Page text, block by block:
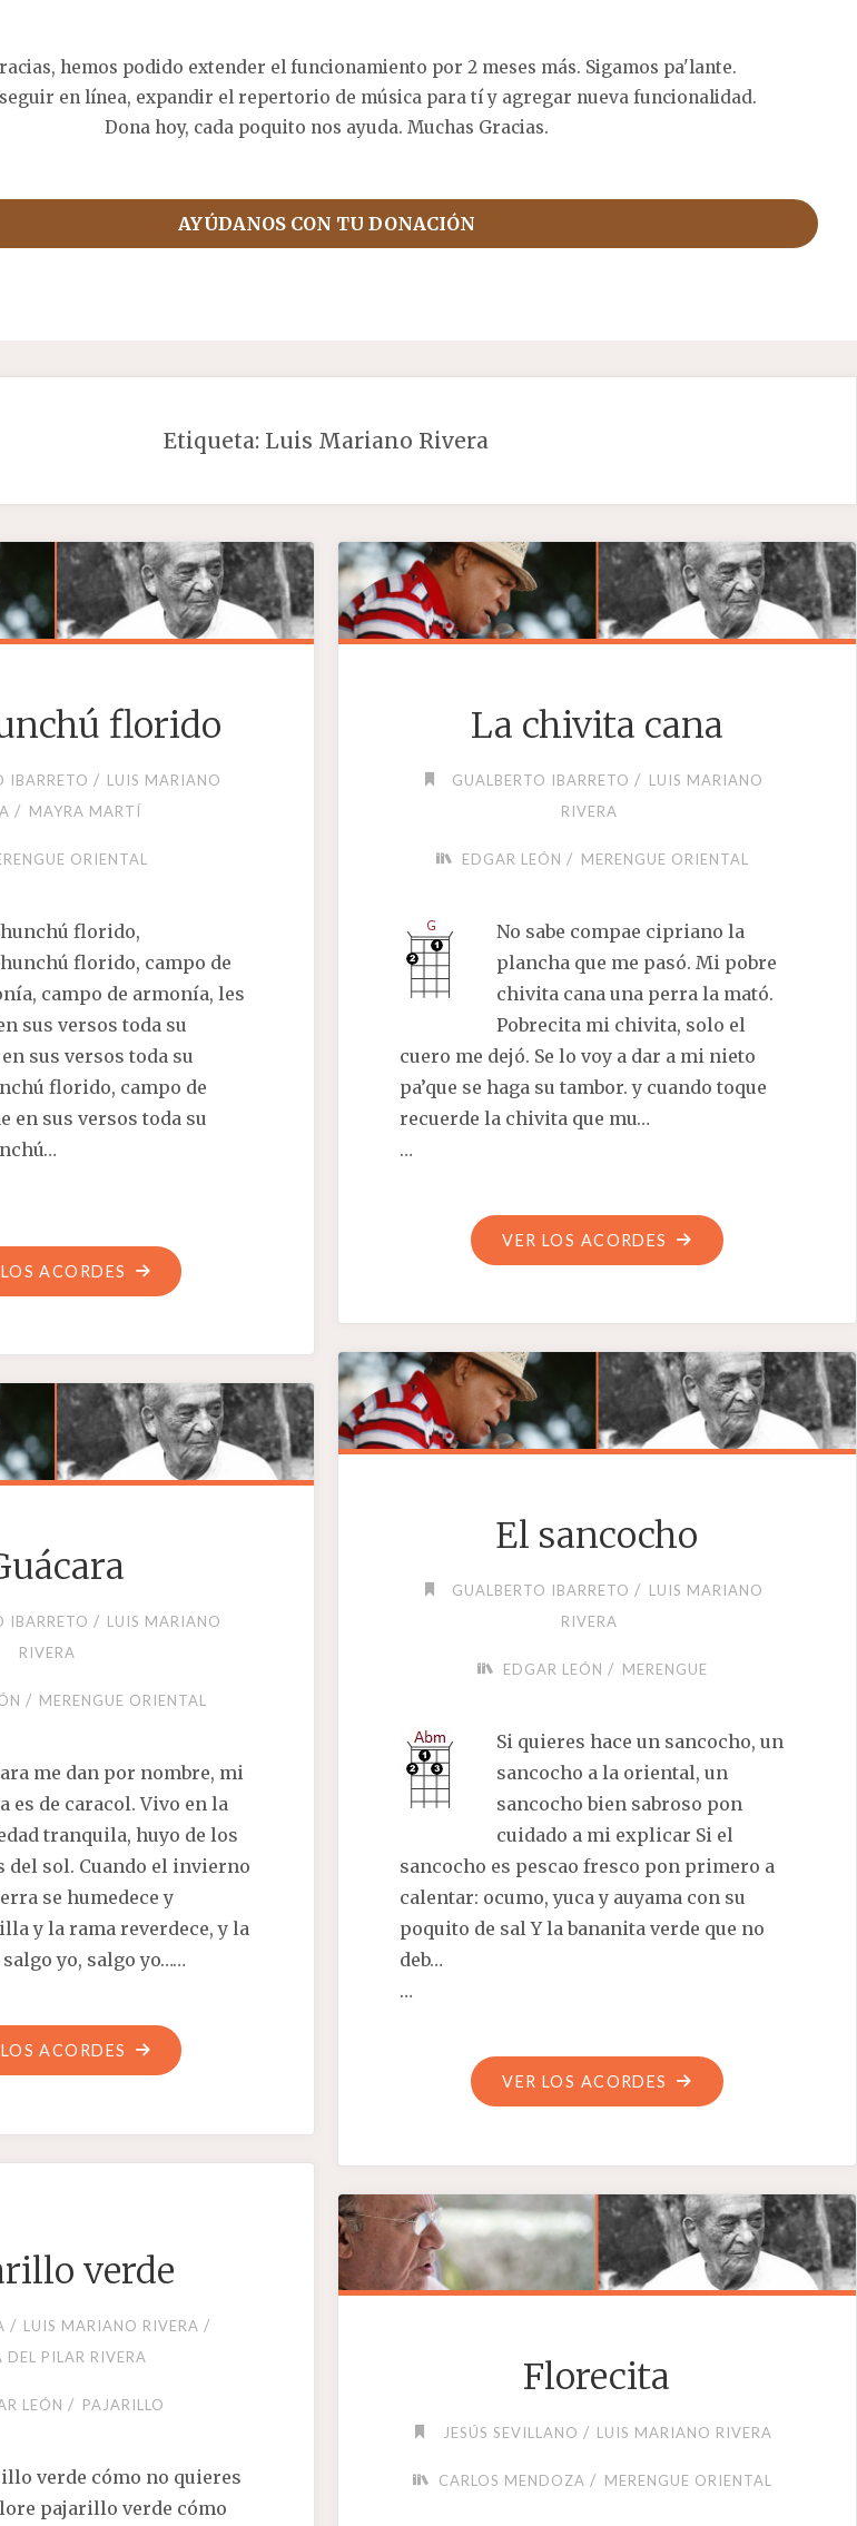
hemos podido extender el funcionamiento por 2 meses más. Sigamos pa'lante.
en línea, expandir el repertorio de música para tí y agregar nueva funcionalidad.
Dona hoy, cada poquito nos ayuda. Muchas Gracias.
AYÚDANOS CON TU DONACIÓN
Etiqueta: Luis Mariano Rivera
florido
IBARRETO / LUIS MARIANO
/ MAYRA MARTÍ
ORIENTAL
florido,
florido, campo de
campo de armonía, les
sus versos toda su
sus versos toda su
florido, campo de
en sus versos toda su
ACORDES "CANCHUNCHÚ
FLORIDO"
La chivita cana
GUALBERTO IBARRETO / LUIS MARIANO
RIVERA
EDGAR LEÓN / MERENGUE ORIENTAL
No sabe compae cipriano la
plancha que me pasó. Mi pobre
chivita cana una perra la mató.
Pobrecita mi chivita, solo el
cuero me dejó. Se lo voy a dar a mi nieto
pa’que se haga su tambor. y cuando toque
recuerde la chivita que mu…
…
VER LOS ACORDES
"LA
CHIVITA
El sancocho
GUALBERTO IBARRETO / LUIS MARIANO
RIVERA
EDGAR LEÓN / MERENGUE
Si quieres hace un sancocho, un
sancocho a la oriental, un
sancocho bien sabroso pon
cuidado a mi explicar Si el
sancocho es pescao fresco pon primero a
calentar: ocumo, yuca y auyama con su
poquito de sal Y la bananita verde que no
deb…
…
VER LOS ACORDES
"EL
SANCOCHO"
IBARRETO / LUIS MARIANO
RIVERA
/ MERENGUE ORIENTAL
me dan por nombre, mi
es de caracol. Vivo en la
tranquila, huyo de los
del sol. Cuando el invierno
se humedece y
y la rama reverdece, y la
yo, salgo yo……
ACORDES "GUÁCARA"
verde
/ LUIS MARIANO RIVERA /
DEL PILAR RIVERA
LEÓN / PAJARILLO
verde cómo no quieres
pajarillo verde cómo
Florecita
JESÚS SEVILLANO / LUIS MARIANO RIVERA
CARLOS MENDOZA / MERENGUE ORIENTAL